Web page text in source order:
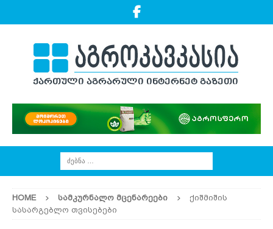
HOME ᲡᲐᲛᲙᲣᲠᲜᲐᲚᲝ ᲛᲪᲔᲜᲐᲠᲔᲔᲑᲘ
ქიშმიშის
სასარგებლო თვისებები